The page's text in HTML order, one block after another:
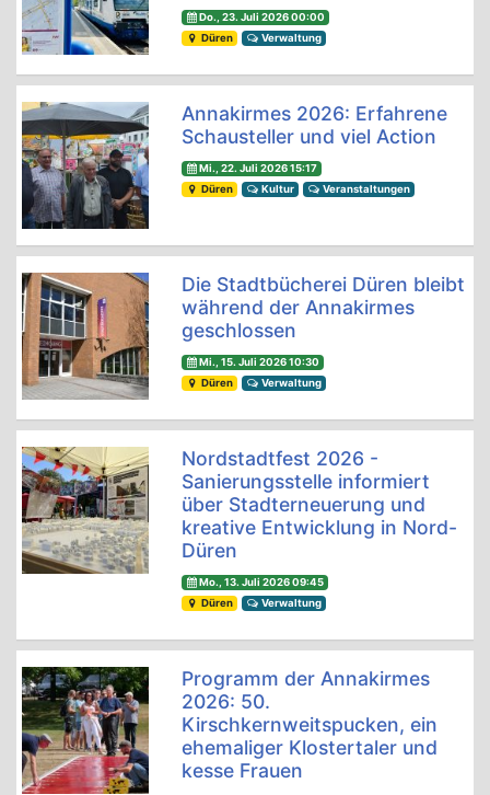
Do., 23. Juli 2026 00:00
Düren
Verwaltung
Annakirmes 2026: Erfahrene
Schausteller und viel Action
Mi., 22. Juli 2026 15:17
Düren
Kultur Veranstaltungen
Die Stadtbücherei Düren bleibt
während der Annakirmes
geschlossen
Mi., 15. Juli 2026 10:30
Düren
Verwaltung
Nordstadtfest 2026 -
Sanierungsstelle informiert
über Stadterneuerung und
kreative Entwicklung in Nord-
Düren
Mo., 13. Juli 2026 09:45
Düren
Verwaltung
Programm der Annakirmes
2026: 50.
Kirschkernweitspucken, ein
ehemaliger Klostertaler und
kesse Frauen